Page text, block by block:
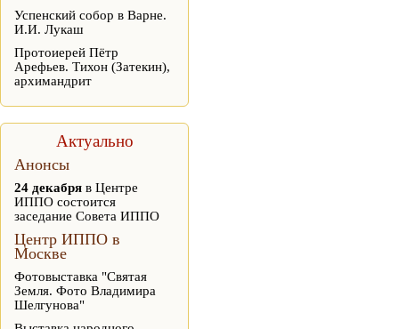
Успенский собор в Варне.
И.И. Лукаш
Протоиерей Пётр
Арефьев. Тихон (Затекин),
архимандрит
Актуально
Анонсы
24 декабря в Центре
ИППО состоится
заседание Совета ИППО
Центр ИППО в
Москве
Фотовыставка "Святая
Земля. Фото Владимира
Шелгунова"